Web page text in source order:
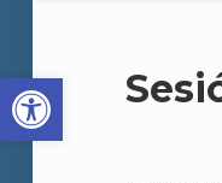
Open toolbar